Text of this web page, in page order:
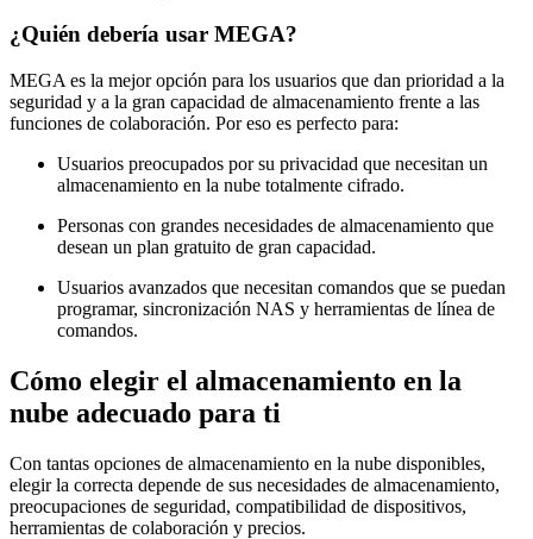
¿Quién debería usar MEGA?
MEGA es la mejor opción para los usuarios que dan prioridad a la
seguridad y a la gran capacidad de almacenamiento frente a las
funciones de colaboración. Por eso es perfecto para:
Usuarios preocupados por su privacidad que necesitan un
almacenamiento en la nube totalmente cifrado.
Personas con grandes necesidades de almacenamiento que
desean un plan gratuito de gran capacidad.
Usuarios avanzados que necesitan comandos que se puedan
programar, sincronización NAS y herramientas de línea de
comandos.
Cómo elegir el almacenamiento en la
nube adecuado para ti
Con tantas opciones de almacenamiento en la nube disponibles,
elegir la correcta depende de sus necesidades de almacenamiento,
preocupaciones de seguridad, compatibilidad de dispositivos,
herramientas de colaboración y precios.